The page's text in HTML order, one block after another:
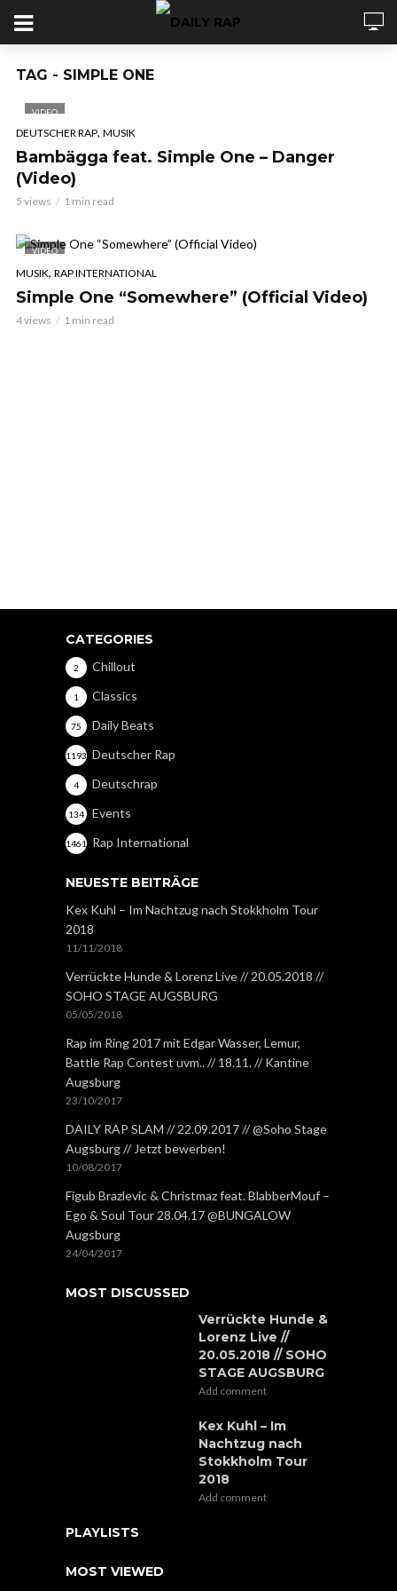
TAG - SIMPLE ONE
VIDEO
DEUTSCHER RAP, MUSIK
Bambägga feat. Simple One – Danger
(Video)
5 views 1 min read
VIDEO
MUSIK, RAP INTERNATIONAL
Simple One “Somewhere” (Official Video)
4 views 1 min read
CATEGORIES
Chillout
2
Classics
1
Daily Beats
75
Deutscher Rap
1193
Deutschrap
4
Events
134
Rap International
1461
NEUESTE BEITRÄGE
Kex Kuhl – Im Nachtzug nach Stokkholm Tour
2018
11/11/2018
Verrückte Hunde & Lorenz Live // 20.05.2018 //
SOHO STAGE AUGSBURG
05/05/2018
Rap im Ring 2017 mit Edgar Wasser, Lemur,
Battle Rap Contest uvm.. // 18.11. // Kantine
Augsburg
23/10/2017
DAILY RAP SLAM // 22.09.2017 // @Soho Stage
Augsburg // Jetzt bewerben!
10/08/2017
Figub Brazlevic & Christmaz feat. BlabberMouf –
Ego & Soul Tour 28.04.17 @BUNGALOW
Augsburg
24/04/2017
MOST DISCUSSED
Verrückte Hunde &
Lorenz Live //
20.05.2018 // SOHO
STAGE AUGSBURG
Add comment
Kex Kuhl – Im
Nachtzug nach
Stokkholm Tour
2018
Add comment
PLAYLISTS
MOST VIEWED